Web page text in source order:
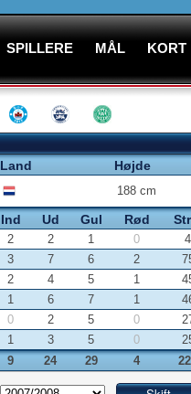
SPILLERE MÅL KORT
Land Højde
188 cm
Ind Ud Gul Rød
2 2 1 0
4
3 7 6 2
2 4 5 1
1 6 7 1
0 2 5 0
1 3 5 0
9 24 29 4